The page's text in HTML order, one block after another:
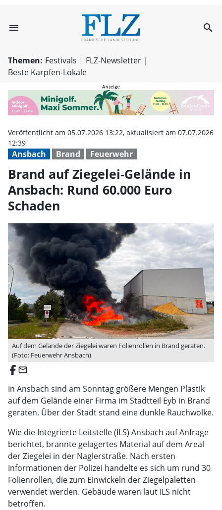
menu Brand auf search
Themen: Festivals
FLZ-Newsletter
Beste Karpfen-Lokale
Ansbach Brand Feuerwehr
Veröffentlicht am 05.07.2026 13:22, aktualisiert am 07.07.2026
12:39
Brand auf Ziegelei-Gelände in
Ansbach: Rund 60.000 Euro
Schaden
Auf dem Gelände der Ziegelei waren Folienrollen in Brand geraten.
(Foto: Feuerwehr Ansbach)
email
In Ansbach sind am Sonntag größere Mengen Plastik
auf dem Gelände einer Firma im Stadtteil Eyb in Brand
geraten. Über der Stadt stand eine dunkle Rauchwolke.
Wie die Integrierte Leitstelle (ILS) Ansbach auf Anfrage
berichtet, brannte gelagertes Material auf dem Areal
der Ziegelei in der Naglerstraße. Nach ersten
Informationen der Polizei handelte es sich um rund 30
Folienrollen, die zum Einwickeln der Ziegelpaletten
verwendet werden. Gebäude waren laut ILS nicht
betroffen.